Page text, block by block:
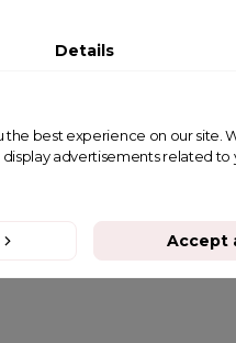
Details
the best experience on our site.
advertisements related
Accept